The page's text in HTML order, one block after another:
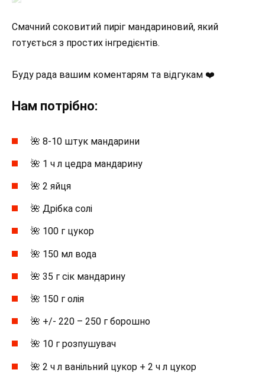
Смачний соковитий пиріг мандариновий, який
готується з простих інгредієнтів.
Буду рада вашим коментарям та відгукам ❤️
Нам потрібно:
🌺 8-10 штук мандарини
🌺 1 ч л цедра мандарину
🌺 2 яйця
🌺 Дрібка солі
🌺 100 г цукор
🌺 150 мл вода
🌺 35 г сік мандарину
🌺 150 г олія
🌺 +/- 220 – 250 г борошно
🌺 10 г розпушувач
🌺 2 ч л ванільний цукор + 2 ч л цукор